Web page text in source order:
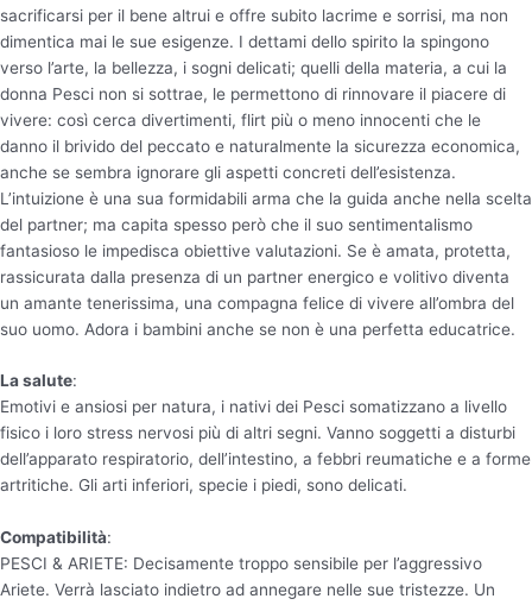
sacrificarsi per il bene altrui e offre subito lacrime e sorrisi, ma non
dimentica mai le sue esigenze. I dettami dello spirito la spingono
verso l’arte, la bellezza, i sogni delicati; quelli della materia, a cui la
donna Pesci non si sottrae, le permettono di rinnovare il piacere di
vivere: così cerca divertimenti, flirt più o meno innocenti che le
danno il brivido del peccato e naturalmente la sicurezza economica,
anche se sembra ignorare gli aspetti concreti dell’esistenza.
L’intuizione è una sua formidabili arma che la guida anche nella scelta
del partner; ma capita spesso però che il suo sentimentalismo
fantasioso le impedisca obiettive valutazioni. Se è amata, protetta,
rassicurata dalla presenza di un partner energico e volitivo diventa
un amante tenerissima, una compagna felice di vivere all’ombra del
suo uomo. Adora i bambini anche se non è una perfetta educatrice.
La salute:
Emotivi e ansiosi per natura, i nativi dei Pesci somatizzano a livello
fisico i loro stress nervosi più di altri segni. Vanno soggetti a disturbi
dell’apparato respiratorio, dell’intestino, a febbri reumatiche e a forme
artritiche. Gli arti inferiori, specie i piedi, sono delicati.
Compatibilità:
PESCI & ARIETE: Decisamente troppo sensibile per l’aggressivo
Ariete. Verrà lasciato indietro ad annegare nelle sue tristezze. Un